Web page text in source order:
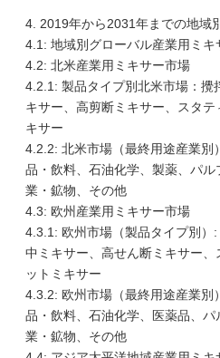
4. 2019年から2031年までの地域
4.1: 地域別グローバル産業用ミキ
4.2: 北米産業用ミキサー市場
4.2.1: 製品タイプ別北米市場：攪
キサー、高剪断ミキサー、スタ
キサー
4.2.2: 北米市場（最終用途産業別
品・飲料、石油化学、製薬、パ
業・鉱物、その他
4.3: 欧州産業用ミキサー市場
4.3.1: 欧州市場（製品タイプ別）
中ミキサー、高せん断ミキサー
ットミキサー
4.3.2: 欧州市場（最終用途産業別
品・飲料、石油化学、医薬品、
業・鉱物、その他